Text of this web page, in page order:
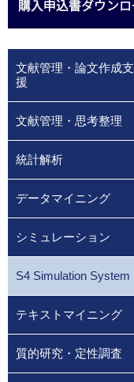
文献管理・論文作成支
援
文献管理・思考整理
統計解析
データマイニング
シミュレーション
S4 Simulation System
テキストマイニング
質的研究・定性調査